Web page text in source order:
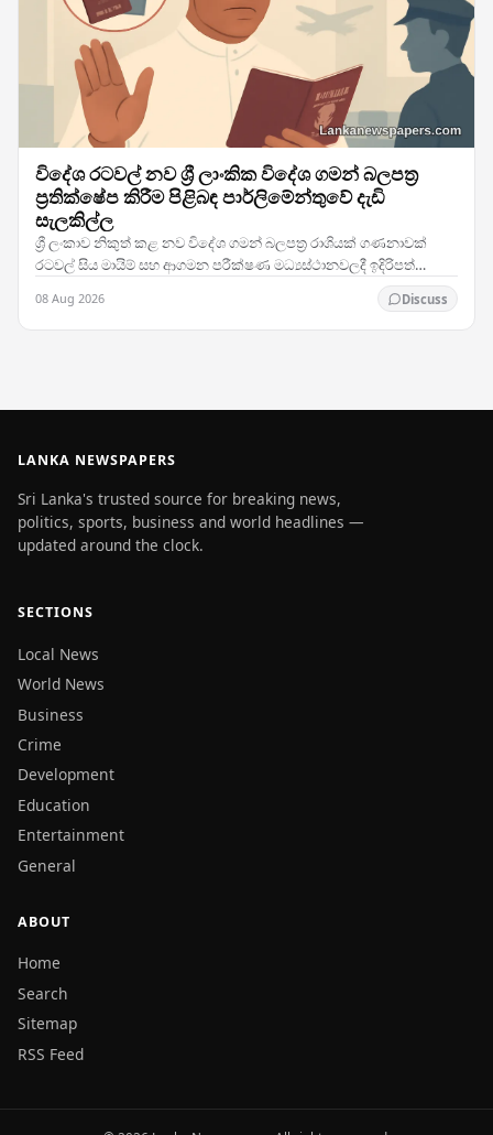
විදේශ රටවල් නව ශ්‍රී ලාංකික විදේශ ගමන් බලපත්‍ර
ප්‍රතික්ෂේප කිරීම පිළිබඳ පාර්ලිමේන්තුවේ දැඩි
සැලකිල්ල
ශ්‍රී ලංකාව නිකුත් කළ නව විදේශ ගමන් බලපත්‍ර රාශියක් ගණනාවක්
රටවල් සිය මායිම් සහ ආගමන පරීක්ෂණ මධ්‍යස්ථානවලදී ඉදිරිපත්
08 Aug 2026 Discuss
LANKA NEWSPAPERS
Sri Lanka's trusted source for breaking news,
politics, sports, business and world headlines —
updated around the clock.
SECTIONS
Local News
World News
Business
Crime
Development
Education
Entertainment
General
ABOUT
Home
Search
Sitemap
RSS Feed